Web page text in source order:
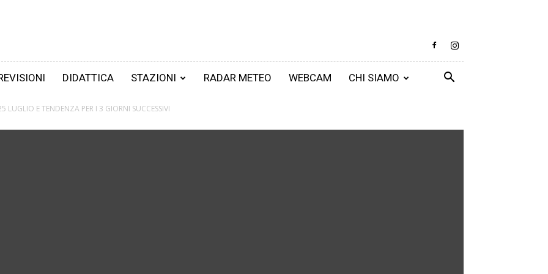
DIDATTICA STAZIONI RADAR METEO WEBCAM CHI SIAMO
LUGLIO E TENDENZA PER I 3 GIORNI SUCCESSIVI